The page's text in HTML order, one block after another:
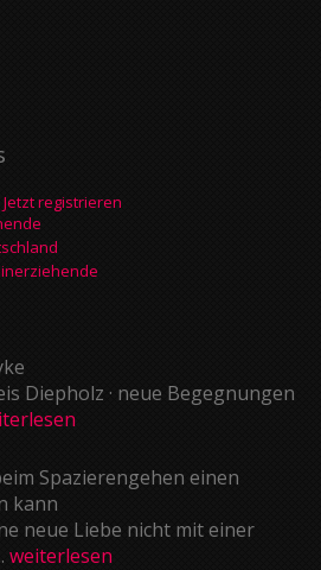
Jetzt registrieren
Diepholz · neue Begegnungen
Spazierengehen einen
kann
neue Liebe nicht mit einer
weiterlesen